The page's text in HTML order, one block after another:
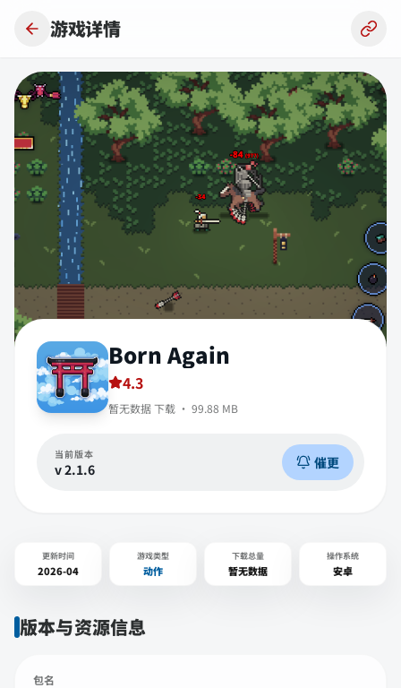
游戏详情
Born Again
4.3
暂无数据下载 · 99.88 MB
当前版本
v2.1.6 催更
更新时间
2026-04
游戏类型
动作
下载总量
暂无数据
操作系统
安卓
版本与资源信息
包名